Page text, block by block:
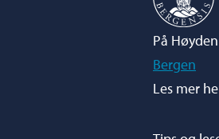
På
Bergen
Les mer